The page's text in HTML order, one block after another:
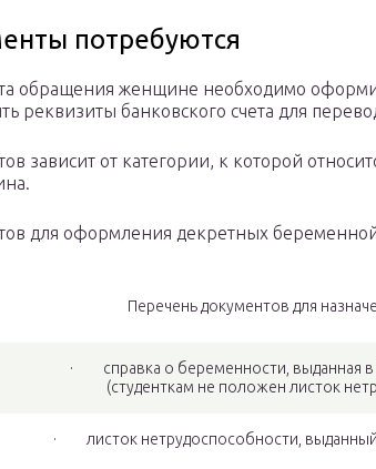
потребуются
обращения женщине необходимо
реквизиты банковского счета для
зависит от категории, к которой
для оформления декретных
Перечень документов для
· справка о беременности, выданная в
(студенткам не положен листок
· листок нетрудоспособности, выданный